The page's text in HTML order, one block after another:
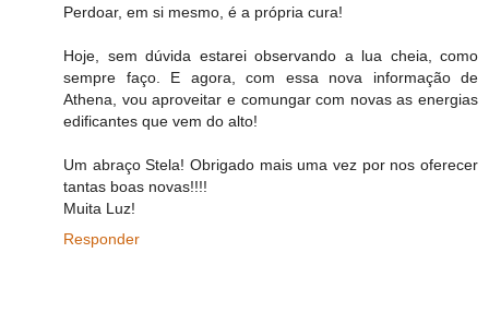
Perdoar, em si mesmo, é a própria cura!
Hoje, sem dúvida estarei observando a lua cheia, como
sempre faço. E agora, com essa nova informação de
Athena, vou aproveitar e comungar com novas as energias
edificantes que vem do alto!
Um abraço Stela! Obrigado mais uma vez por nos oferecer
tantas boas novas!!!!
Muita Luz!
Responder